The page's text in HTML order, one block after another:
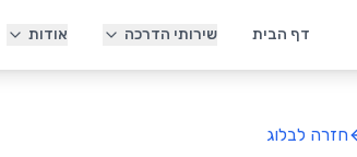
דף הבית שירותי הדרכה אודות
חזרה לבלוג